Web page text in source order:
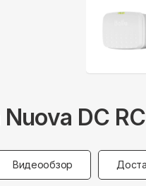
Nuova DC
Видеообзор